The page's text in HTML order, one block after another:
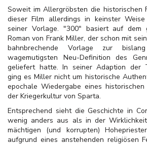
Soweit im Allergröbsten die historischen
dieser Film allerdings in keinster
seiner Vorlage. "300" basiert auf dem
Roman von Frank Miller, der schon mit
bahnbrechende Vorlage zur
wagemutigsten Neu-Definition des
geliefert hatte. In seiner Adaption der
ging es Miller nicht um historische
epochale Wiedergabe eines
der Kriegerkultur von Sparta.
Entsprechend sieht die Geschichte in
wenig anders aus als in der
mächtigen (und korrupten)
aufgrund eines anstehenden religiösen